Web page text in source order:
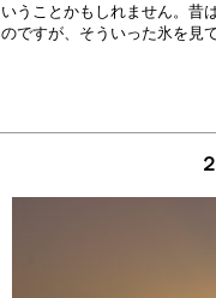
いうことかもしれません。昔